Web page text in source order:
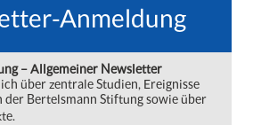
Anmeldung
– Allgemeiner Newsletter
über zentrale Studien, Ereignisse
Bertelsmann Stiftung sowie über